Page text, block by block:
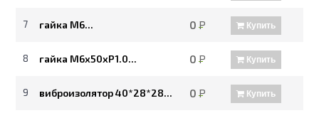
7 гайка М6... 0Р Купить
8 гайка М6х50хР1.0... 0Р Купить
9 виброизолятор 40*28*28... 0Р Купить